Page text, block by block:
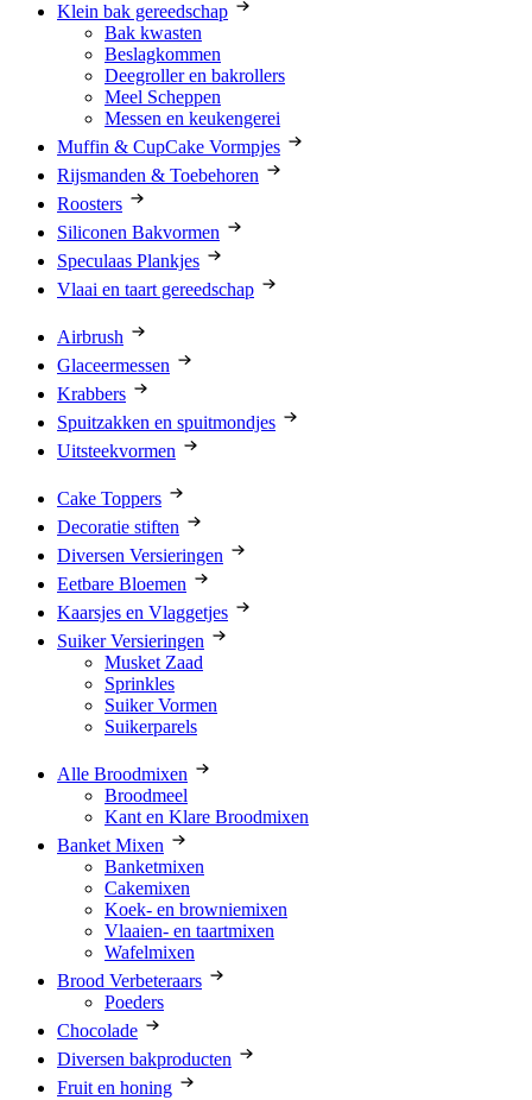
Klein bak gereedschap
Bak kwasten
Beslagkommen
Deegroller en bakrollers
Meel Scheppen
Messen en keukengerei
Muffin & CupCake Vormpjes
Rijsmanden & Toebehoren
Roosters
Siliconen Bakvormen
Speculaas Plankjes
Vlaai en taart gereedschap
Airbrush
Glaceermessen
Krabbers
Spuitzakken en spuitmondjes
Uitsteekvormen
Cake Toppers
Decoratie stiften
Diversen Versieringen
Eetbare Bloemen
Kaarsjes en Vlaggetjes
Suiker Versieringen
Musket Zaad
Sprinkles
Suiker Vormen
Suikerparels
Alle Broodmixen
Broodmeel
Kant en Klare Broodmixen
Banket Mixen
Banketmixen
Cakemixen
Koek- en browniemixen
Vlaaien- en taartmixen
Wafelmixen
Brood Verbeteraars
Poeders
Chocolade
Diversen bakproducten
Fruit en honing